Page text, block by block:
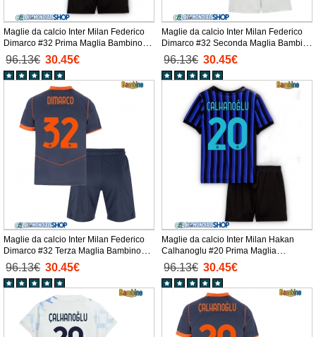
Maglie da calcio Inter Milan Federico
Dimarco #32 Prima Maglia Bambino
2025-26 Manica Corta + Pantaloni
corti)
96.13€ 30.45€
Maglie da calcio Inter Milan Federico
Dimarco #32 Seconda Maglia Bambino
2025-26 Manica Corta + Pantaloni
corti)
96.13€ 30.45€
Maglie da calcio Inter Milan Federico
Dimarco #32 Terza Maglia Bambino
2025-26 Manica Corta + Pantaloni
corti)
96.13€ 30.45€
Maglie da calcio Inter Milan Hakan
Calhanoglu #20 Prima Maglia
Bambino 2025-26 Manica Corta +
Pantaloni corti)
96.13€ 30.45€